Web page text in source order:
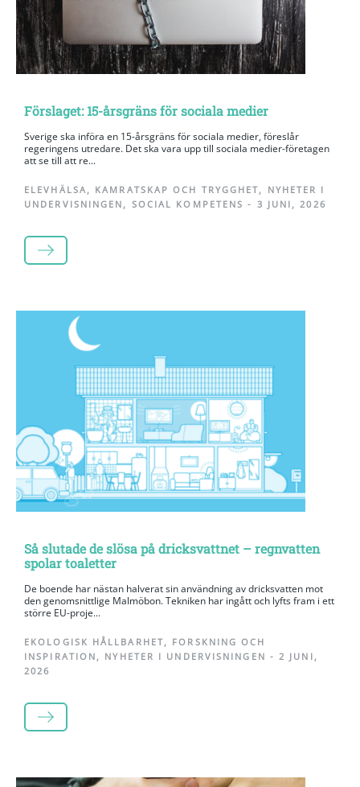
Förslaget: 15-årsgräns för sociala medier
Sverige ska införa en 15-årsgräns för sociala medier, föreslår
regeringens utredare. Det ska vara upp till sociala medier-företagen
att se till att re...
ELEVHÄLSA, KAMRATSKAP OCH TRYGGHET, NYHETER I
UNDERVISNINGEN , SOCIAL KOMPETENS - 3 JUNI, 2026
LÄS MER
Så slutade de slösa på dricksvattnet – regnvatten
spolar toaletter
De boende har nästan halverat sin användning av dricksvatten mot
den genomsnittlige Malmöbon. Tekniken har ingått och lyfts fram i ett
större EU-proje...
EKOLOGISK HÅLLBARHET, FORSKNING OCH
INSPIRATION , NYHETER I UNDERVISNINGEN -2 JUNI,
2026
LÄS MER